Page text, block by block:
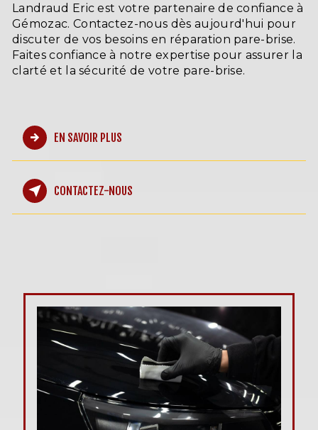
Landraud Eric est votre partenaire de confiance à
Gémozac. Contactez-nous dès aujourd'hui pour
discuter de vos besoins en réparation pare-brise.
Faites confiance à notre expertise pour assurer la
clarté et la sécurité de votre pare-brise.
EN SAVOIR PLUS
CONTACTEZ-NOUS